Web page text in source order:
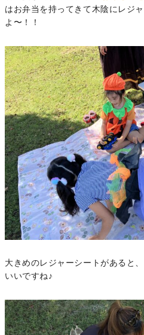
はお弁当を持ってきて木陰にレジ
よ〜！！
大きめのレジャーシートがあると
いいですね♪